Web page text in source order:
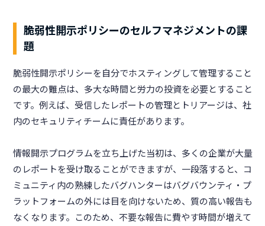
脆弱性開示ポリシーのセルフマネジメントの課
題
脆弱性開示ポリシーを自分でホスティングして管理すること
の最大の難点は、多大な時間と労力の投資を必要とすること
です。例えば、受信したレポートの管理とトリアージは、社
内のセキュリティチームに責任があります。
情報開示プログラムを立ち上げた当初は、多くの企業が大量
のレポートを受け取ることができますが、一段落すると、コ
ミュニティ内の熟練したバグハンターはバグバウンティ・プ
ラットフォームの外には目を向けないため、質の高い報告も
なくなります。このため、不要な報告に費やす時間が増えて